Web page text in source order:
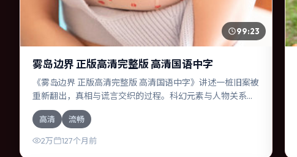
99:23
雾岛边界 正版高清完整版 高清国语中字
《雾岛边界 正版高清完整版 高清国语中字》讲述一桩旧案被
重新翻出，真相与谎言交织的过程。科幻元素与人物关系相
互咬合，张译、赞达亚的对手戏尤为出彩。导演陈思诚善于
在长镜头中积蓄张力，本片亦在加拿大实地取景，增强真实
质感。
高清 流畅
2万 127个月前